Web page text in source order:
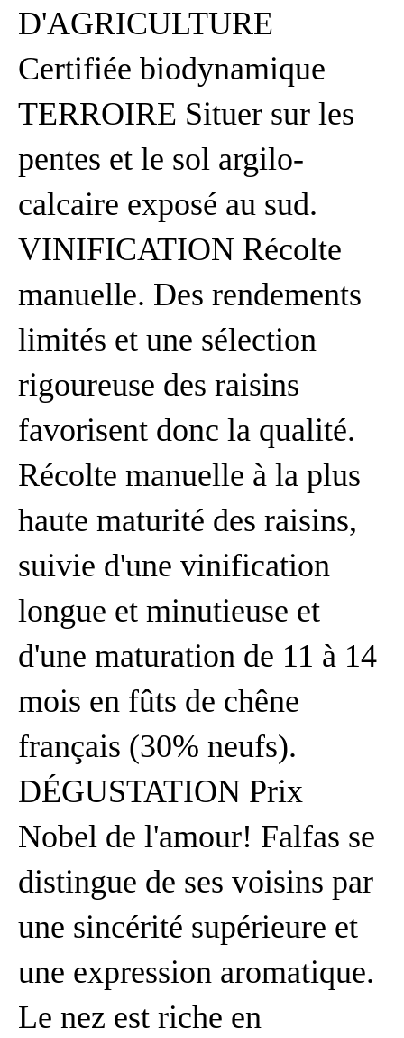
D'AGRICULTURE
Certifiée biodynamique
TERROIRE Situer sur les
pentes et le sol argilo-
calcaire exposé au sud.
VINIFICATION Récolte
manuelle. Des rendements
limités et une sélection
rigoureuse des raisins
favorisent donc la qualité.
Récolte manuelle à la plus
haute maturité des raisins,
suivie d'une vinification
longue et minutieuse et
d'une maturation de 11 à 14
mois en fûts de chêne
français (30% neufs).
DÉGUSTATION Prix
Nobel de l'amour! Falfas se
distingue de ses voisins par
une sincérité supérieure et
une expression aromatique.
Le nez est riche en